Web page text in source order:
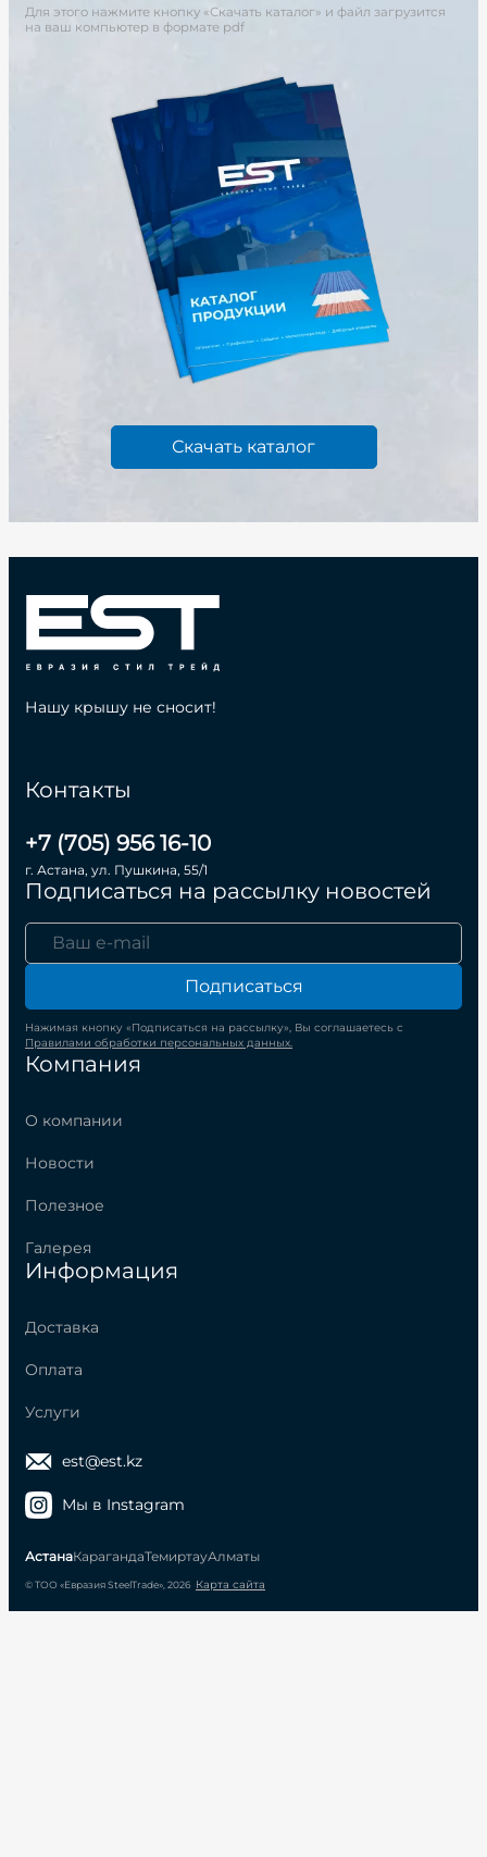
Для этого нажмите кнопку «Скачать каталог» и файл загрузится
на ваш компьютер в формате pdf
Скачать каталог
Компания
О компании
Новости
Полезное
Галерея
Информация
Доставка
Оплата
Услуги
Контакты
+7 (705) 956 16-10
г. Астана, ул. Пушкина, 55/1
Подписаться на рассылку новостей
Подписаться
Нажимая кнопку «Подписаться на рассылку», Вы соглашаетесь с
Правилами обработки персональных данных.
Нашу крышу не сносит!
est@est.kz
Мы в Instagram
АстанаКарагандаТемиртауАлматы
© ТОО «Евразия SteelTrade», 2026 Карта сайта